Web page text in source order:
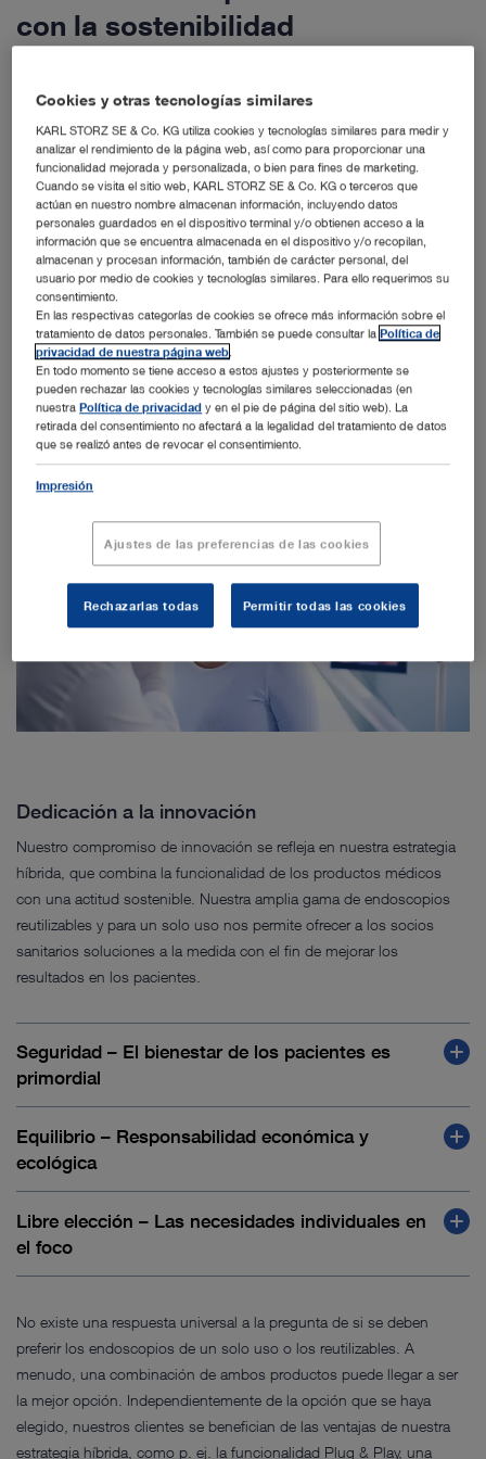
con la sostenibilidad
flexibles reutilizables, los cuales significan un gran avance en la
ofrecer a los cirujanos una gama de productos más variada que
pueda satisfacer las distintas necesidades en el sector de la
asistencia sanitaria en cualquier parte del mundo, hemos
desarrollado adicionalmente los endoscopios flexibles para un solo
uso. Los endoscopios flexibles se caracterizan por su versatilidad en
un gran número de aplicaciones, tanto diagnósticas como
terapéuticas, como p. ej. en el manejo de las vías respiratorias y en
urología. ¿Porqué esdecisiva unagamadeproductoshíbridospara
podercumplirconlosrequisitosmédicos
medioambiente?
Dedicación a la innovación
Nuestro compromiso de innovación se refleja en nuestra estrategia
híbrida, que combina la funcionalidad de los productos médicos
con una actitud sostenible. Nuestra amplia gama de endoscopios
reutilizables y para un solo uso nos permite ofrecer a los socios
sanitarios soluciones a la medida con el fin de mejorar los
resultados en los pacientes.
Seguridad – El bienestar de los pacientes es
primordial
Sin diferenciar entre productos para un solo uso o productos
Equilibrio – Responsabilidad económica y
ecológica
Libre elección – Las necesidades individuales en
el foco
No existe una respuesta universal a la pregunta de si se deben
preferir los endoscopios de un solo uso o los reutilizables. A
menudo, una combinación de ambos productos puede llegar a ser
la mejor opción. Independientemente de la opción que se haya
elegido, nuestros clientes se benefician de las ventajas de nuestra
estrategia híbrida, como p. ej. la funcionalidad Plug & Play, una
Cookies y otras tecnologías similares
KARL STORZ SE & Co. KG utiliza cookies y tecnologías similares para medir y
analizar el rendimiento de la página web, así como para proporcionar una
funcionalidad mejorada y personalizada, o bien para fines de marketing.
Cuando se visita el sitio web, KARL STORZ SE & Co. KG o terceros que
actúan en nuestro nombre almacenan información, incluyendo datos
personales guardados en el dispositivo terminal y/o obtienen acceso a la
información que se encuentra almacenada en el dispositivo y/o recopilan,
almacenan y procesan información, también de carácter personal, del
usuario por medio de cookies y tecnologías similares. Para ello requerimos su
consentimiento.
En las respectivas categorías de cookies se ofrece más información sobre el
tratamiento de datos personales. También se puede consultar laPolítica de
privacidad de nuestra página web
En todo momento se tiene acceso a estos ajustes y posteriormente se
pueden rechazar las cookies y tecnologías similares seleccionadas (en
nuestraPolítica de privacidad y en el pie de página del sitio web). La
retirada del consentimiento no afectará a la legalidad del tratamiento de datos
que se realizó antes de revocar el consentimiento.
Impresión
Ajustes de las preferencias de las cookies
Rechazarlas todas Permitir todas las cookies